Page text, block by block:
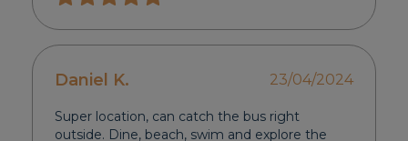
Daniel K. 23/04/2024
Super location, can catch the bus right
outside. Dine, beach, swim and explore the